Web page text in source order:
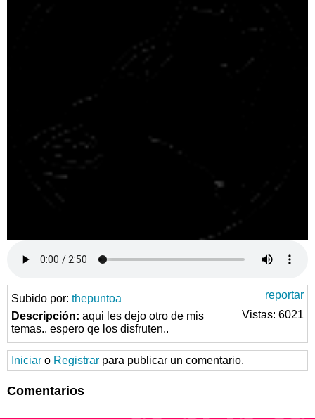
Subido por: thepuntoa
Descripción: aqui les dejo otro de mis
temas.. espero qe los disfruten..
reportar
Vistas: 6021
Iniciar o Registrar para publicar un comentario.
Comentarios